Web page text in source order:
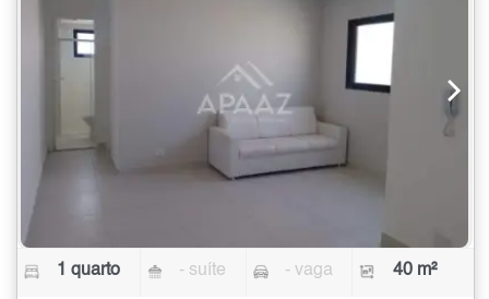
1 quarto - suíte - vaga 40 m²